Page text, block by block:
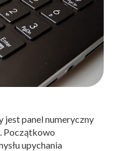
panel numeryczny
Początkowo
upychania